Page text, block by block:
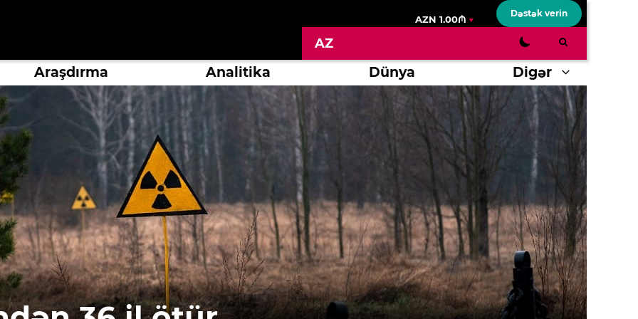
AZN 1.00₼
Dəstək verin
AZ
Araşdırma Analitika Dünya Digər